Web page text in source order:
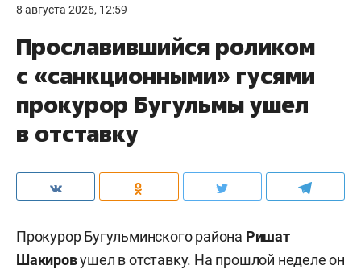
8 августа 2026, 12:59
Прославившийся роликом
с «санкционными» гусями
прокурор Бугульмы ушел
в отставку
Прокурор Бугульминского района Ришат
Шакировушел в отставку. На прошлой неделе он